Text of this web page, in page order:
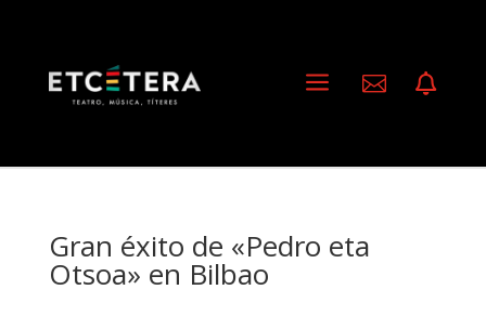
a  
Gran éxito de «Pedro eta
Otsoa» en Bilbao